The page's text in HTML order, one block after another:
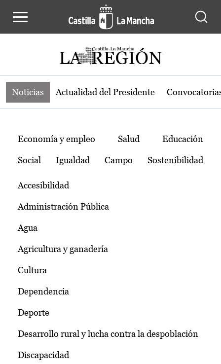
Noticias de la región de Castilla-La
Noticias Actualidad del Presidente
Temas
Economía y empleo Salud Educación
Social Igualdad Campo Sostenibilidad
Accesibilidad
Administración Pública
Agua
Agricultura y ganadería
Cultura
Dependencia
Deporte
Desarrollo rural y lucha contra la despoblación
Discapacidad